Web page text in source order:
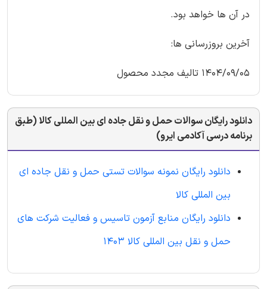
در آن ها خواهد بود.
آخرین بروزرسانی ها:
1404/09/05 تالیف مجدد محصول
دانلود رایگان سوالات حمل و نقل جاده ای بین المللی کالا (طبق
برنامه درسی آکادمی ایرو)
دانلود رایگان نمونه سوالات تستی حمل و نقل جاده ای
بین المللی کالا
دانلود رایگان منابع آزمون تاسیس و فعالیت شرکت های
حمل و نقل بین المللی کالا ۱۴۰۳